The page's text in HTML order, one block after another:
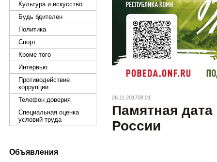
Культура и искусство
Будь бдителен
Политика
Спорт
Кроме того
Интервью
Противодействие
коррупции
Телефон доверия
Специальная оценка
условий труда
Объявления
26.11.201708:21
Памятная
России